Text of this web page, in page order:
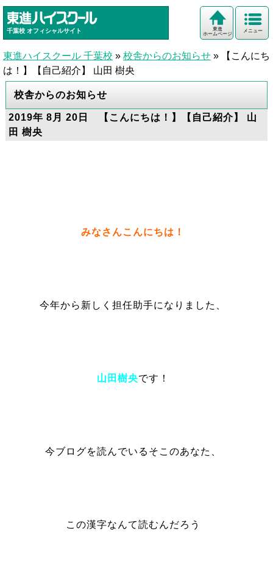
千葉校 オフィシャルサイト メニュー
東進
ホームページ
東進ハイスクール 千葉校 » 校舎からのお知らせ »
【こんにち
は！】【自己紹介】 山田 樹央
校舎からのお知らせ
2019年 8月 20日 【こんにちは！】【自己紹介】 山
田 樹央
みなさんこんにちは！
今年から新しく担任助手になりました、
山田樹央です！
今ブログを読んでいるそこのあなた、
この漢字なんて読むんだろう